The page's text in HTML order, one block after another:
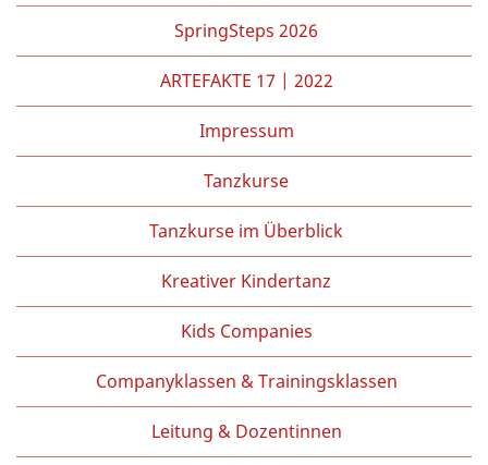
Partner/Freunde
Kontakt
SpringSteps 2026
ARTEFAKTE 17 | 2022
Impressum
Tanzkurse
Tanzkurse im Überblick
Kreativer Kindertanz
Kids Companies
Companyklassen & Trainingsklassen
Leitung & Dozentinnen